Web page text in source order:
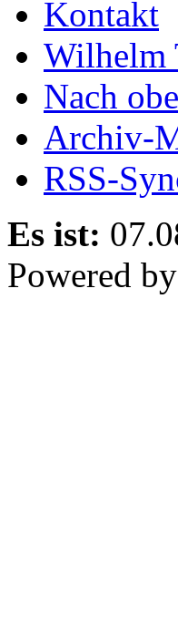
Kontakt
Wilhelm
Nach
Archiv-
RSS-
Es ist:
Powered by